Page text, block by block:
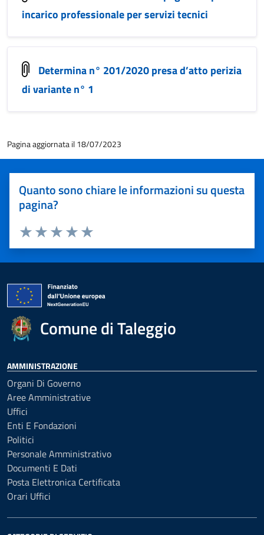
incarico professionale per servizi tecnici
Determina n° 201/2020 presa d’atto perizia
di variante n° 1
Pagina aggiornata il 18/07/2023
Quanto sono chiare le informazioni su questa
pagina?
Valuta 5 stelle su 5
Valuta 4 stelle su 5
Valuta 3 stelle su 5
Valuta 2 stelle su 5
Valuta 1 stelle su 5
Comune di Taleggio
AMMINISTRAZIONE
Organi Di Governo
Aree Amministrative
Uffici
Enti E Fondazioni
Politici
Personale Amministrativo
Documenti E Dati
Posta Elettronica Certificata
Orari Uffici